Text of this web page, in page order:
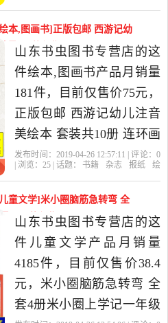
生一二年级课外书阅读儿
童课外读物是2019年山东
书虫图书专营店精选书籍,
杂志,报纸当中性价比很高
的绘本,图画书，由山东 济
南发货。
本,图画书]正版包邮 西游记幼
量181件仅售75元
山东书虫图书专营店的这
件绘本,图画书产品月销量
181件，目前仅售价75元，
正版包邮 西游记幼儿注音
美绘本 套装共10册 连环画
美绘版 3-6-8岁儿童读物童
四大名著 西游记全集故事
书籍是2019年山东书虫图
书专营店精选书籍,杂志,报
纸当中性价比很高的绘本,
图画书，由山东 济南发
货。
发布时间：2019-04-26 12:57:11 | 评论： 0
| 浏览： 25 | 话题： 书籍 杂志 报纸
绘
童文学]米小圈脑筋急转弯 全
4185件仅售38.4元
山东书虫图书专营店的这
件儿童文学产品月销量
4185件，目前仅售价38.4
元，米小圈脑筋急转弯 全
套4册米小圈上学记一年级